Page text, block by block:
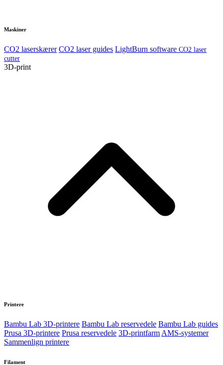
Maskiner
CO2 laserskærer CO2 laser guides LightBurn software CO2 laser
cutter
3D-print
Printere
Bambu Lab 3D-printere Bambu Lab reservedele Bambu Lab guides
Prusa 3D-printere Prusa reservedele 3D-printfarm AMS-systemer
Sammenlign printere
Filament